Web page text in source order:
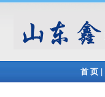
首 页 |